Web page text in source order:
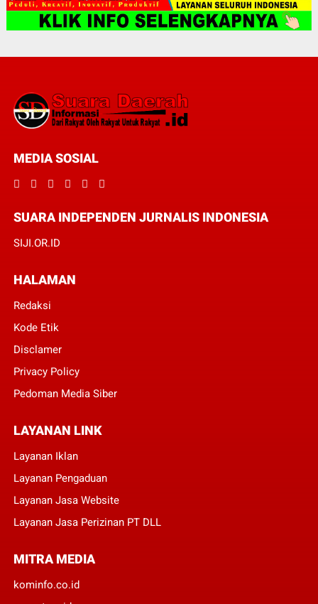
MEDIA SOSIAL
SUARA INDEPENDEN JURNALIS INDONESIA
SIJI.OR.ID
HALAMAN
Redaksi
Kode Etik
Disclamer
Privacy Policy
Pedoman Media Siber
LAYANAN LINK
Layanan Iklan
Layanan Pengaduan
Layanan Jasa Website
Layanan Jasa Perizinan PT DLL
MITRA MEDIA
kominfo.co.id